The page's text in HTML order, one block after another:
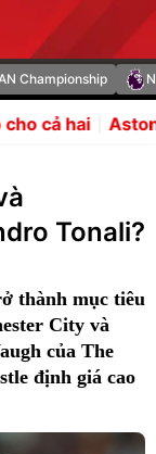
Championship
Aston Villa xác
Tonali?
thành mục tiêu
City và
của The
định giá cao